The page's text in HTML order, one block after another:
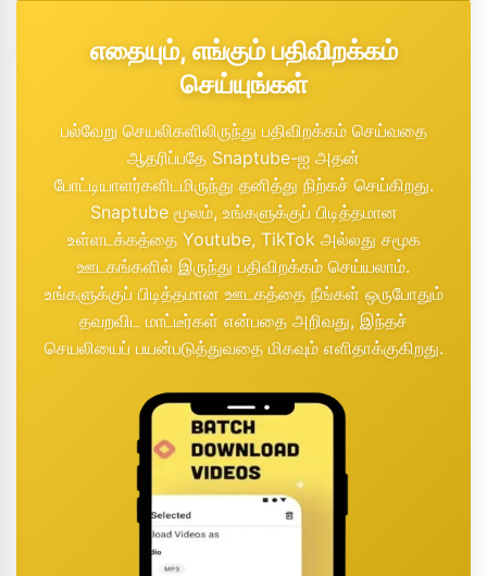
எதையும், எங்கும் பதிவிறக்கம்
செய்யுங்கள்
பல்வேறு செயலிகளிலிருந்து பதிவிறக்கம் செய்வதை
ஆதரிப்பதே Snaptube-ஐ அதன்
போட்டியாளர்களிடமிருந்து தனித்து நிற்கச் செய்கிறது.
Snaptube மூலம், உங்களுக்குப் பிடித்தமான
உள்ளடக்கத்தை Youtube, TikTok அல்லது சமூக
ஊடகங்களில் இருந்து பதிவிறக்கம் செய்யலாம்.
உங்களுக்குப் பிடித்தமான ஊடகத்தை நீங்கள் ஒருபோதும்
தவறவிட மாட்டீர்கள் என்பதை அறிவது, இந்தச்
செயலியைப் பயன்படுத்துவதை மிகவும் எளிதாக்குகிறது.